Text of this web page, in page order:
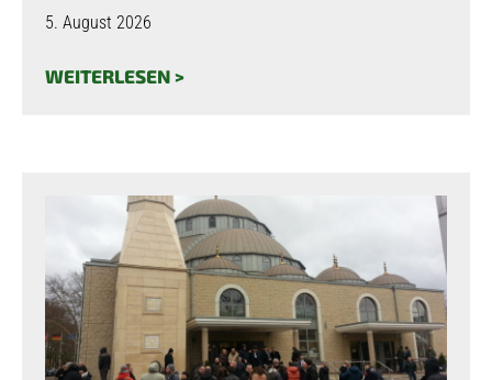
5. August 2026
WEITERLESEN >